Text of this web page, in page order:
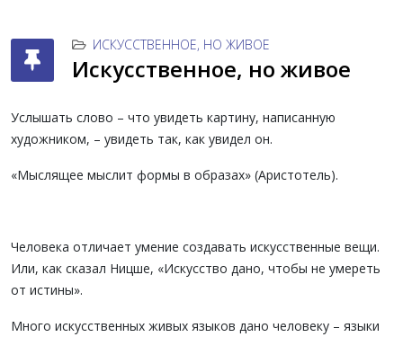
ИСКУССТВЕННОЕ, НО ЖИВОЕ
Искусственное, но живое
Услышать слово – что увидеть картину, написанную
художником, – увидеть так, как увидел он.
«Мыслящее мыслит формы в образах» (Аристотель).
Человека отличает умение создавать искусственные вещи.
Или, как сказал Ницше, «Искусство дано, чтобы не умереть
от истины».
Много искусственных живых языков дано человеку – языки